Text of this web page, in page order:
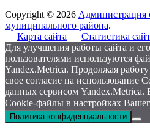
Copyright © 2026 Администрация
муниципального района.
Карта сайта
Статистика
Для улучшения работы сайта и
пользователями используются
Yandex.Metrica. Продолжая
свое согласие на использование
данных сервисом Yandex.Metrica.
Cookie-файлы в настройках
Политика конфиденциальности